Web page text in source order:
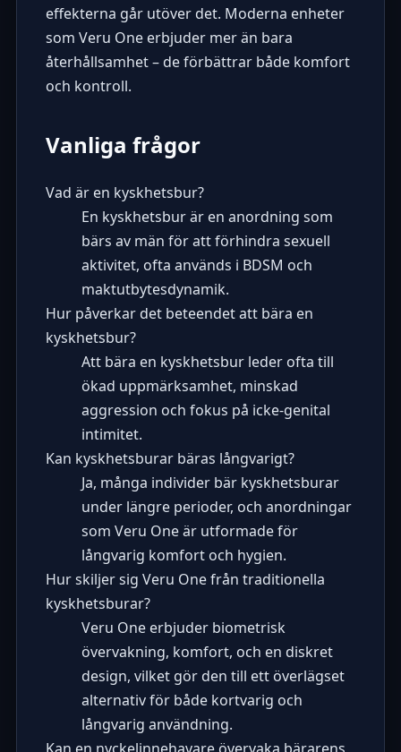
effekterna går utöver det. Moderna enheter
som Veru Oneerbjuder mer än bara
återhållsamhet – de förbättrar både komfort
och kontroll.
Vanliga frågor
Vad är en kyskhetsbur?
En kyskhetsbur är en anordning som
bärs av män för att förhindra sexuell
aktivitet, ofta används i BDSM och
maktutbytesdynamik.
Hur påverkar det beteendet att bära en
kyskhetsbur?
Att bära en kyskhetsbur leder ofta till
ökad uppmärksamhet, minskad
aggression och fokus på icke-genital
intimitet.
Kan kyskhetsburar bäras långvarigt?
Ja, många individer bär kyskhetsburar
under längre perioder, och anordningar
som Veru One är utformade för
långvarig komfort och hygien.
Hur skiljer sig Veru One från traditionella
kyskhetsburar?
Veru One erbjuder biometrisk
övervakning, komfort, och en diskret
design, vilket gör den till ett överlägset
alternativ för både kortvarig och
långvarig användning.